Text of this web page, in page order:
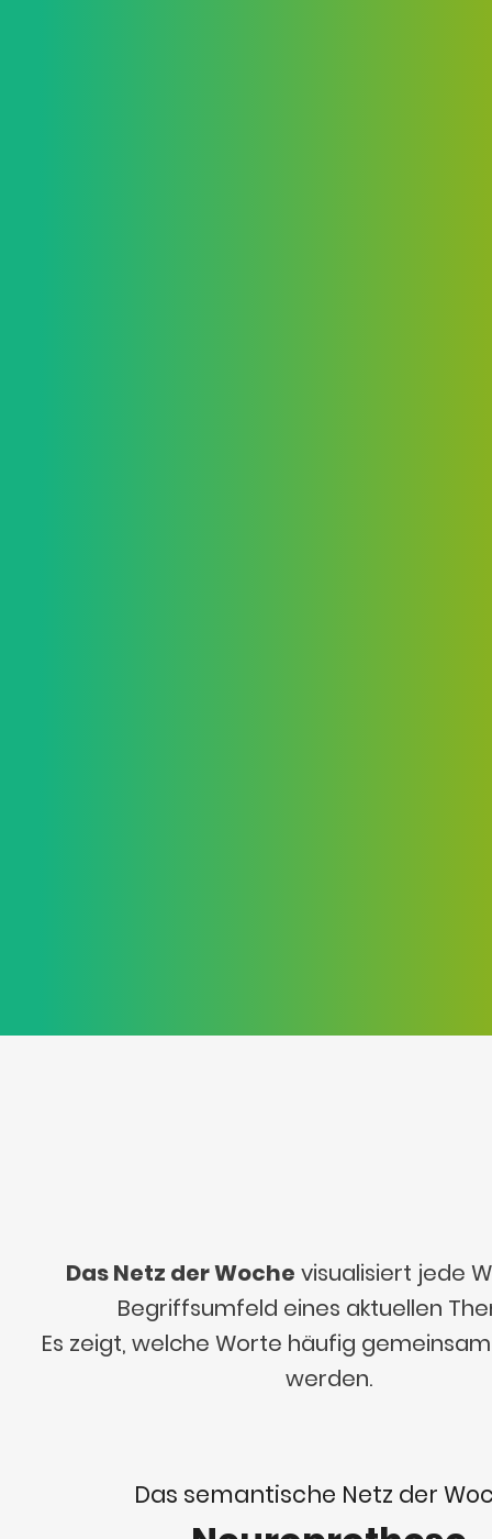
Das Netz der Woche visualisiert jede
Begriffsumfeld eines aktuellen
Es zeigt, welche Worte häufig
werden.
Das semantische Netz der